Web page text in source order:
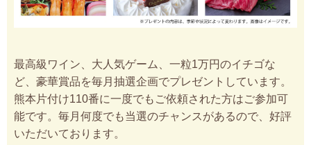
最高級ワイン、大人気ゲーム、一粒1万円のイチゴな
ど、豪華賞品を毎月抽選企画でプレゼントしています。
熊本片付け110番に一度でもご依頼された方はご参加可
能です。毎月何度でも当選のチャンスがあるので、好評
いただいております。